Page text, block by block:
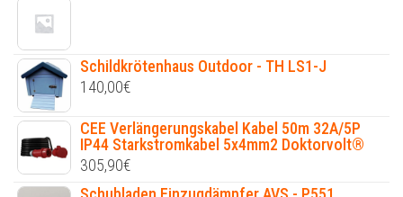
Schildkrötenhaus Outdoor - TH LS1-J
140,00€
CEE Verlängerungskabel Kabel 50m 32A/5P
IP44 Starkstromkabel 5x4mm2 Doktorvolt®
305,90€